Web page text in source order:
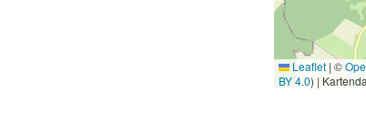
Leaflet | ©
BY 4.0) |